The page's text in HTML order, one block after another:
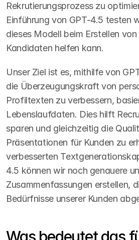
Rekrutierungsprozess zu
Einführung von GPT-4.5 testen
dieses Modell beim Erstellen
Kandidaten helfen kann.
Unser Ziel ist es, mithilfe von
die Überzeugungskraft von
Profiltexten zu verbessern,
Lebenslaufdaten. Dies hilft
sparen und gleichzeitig die
Präsentationen für Kunden zu
verbesserten
4.5 können wir noch genauere
Zusammenfassungen erstellen,
Bedürfnisse unserer Kunden